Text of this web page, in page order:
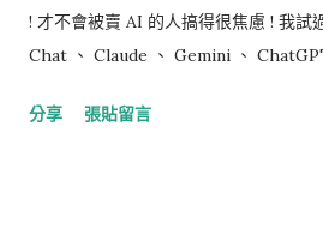
! 才不會被賣 AI 的人搞得很焦慮 ! 我
Chat 、 Claude 、 Gemini 、
Google 無私公開的論文： Attention
分享 張貼留言